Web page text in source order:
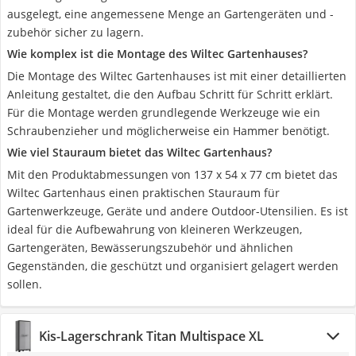
ausgelegt, eine angemessene Menge an Gartengeräten und -
zubehör sicher zu lagern.
Wie komplex ist die Montage des Wiltec Gartenhauses?
Die Montage des Wiltec Gartenhauses ist mit einer detaillierten
Anleitung gestaltet, die den Aufbau Schritt für Schritt erklärt.
Für die Montage werden grundlegende Werkzeuge wie ein
Schraubenzieher und möglicherweise ein Hammer benötigt.
Wie viel Stauraum bietet das Wiltec Gartenhaus?
Mit den Produktabmessungen von 137 x 54 x 77 cm bietet das
Wiltec Gartenhaus einen praktischen Stauraum für
Gartenwerkzeuge, Geräte und andere Outdoor-Utensilien. Es ist
ideal für die Aufbewahrung von kleineren Werkzeugen,
Gartengeräten, Bewässerungszubehör und ähnlichen
Gegenständen, die geschützt und organisiert gelagert werden
sollen.
Kis-Lagerschrank Titan Multispace XL